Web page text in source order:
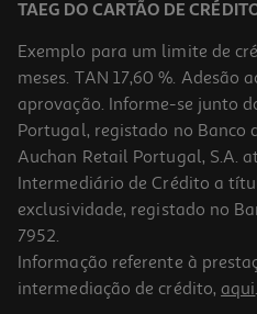
TAEG DO CARTÃO DE
Exemplo para um limite de
meses. TAN 17,60 %. Adesão
aprovação. Informe-se junto
Portugal, registado no Banco
Auchan Retail Portugal, S.A.
Intermediário de Crédito a
exclusividade, registado no
7952.
Informação referente à
intermediação de crédito, aqui.